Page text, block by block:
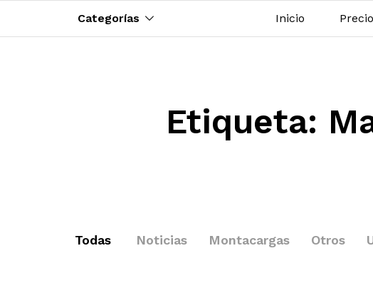
Categorías Inicio
Etiqueta:
Todas Noticias Montacargas Otros